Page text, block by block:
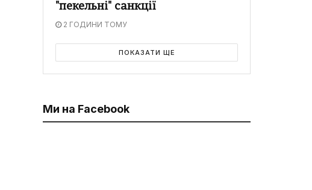
"пекельні" санкції
2 ГОДИНИ ТОМУ
ПОКАЗАТИ ЩЕ
Ми на Facebook